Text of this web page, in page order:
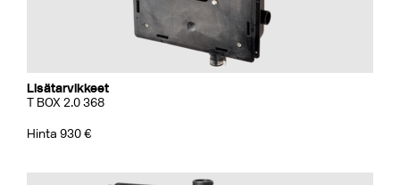
Lisätarvikkeet
T BOX 2.0 368
Hinta 930 €